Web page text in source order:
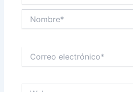
electrónico*